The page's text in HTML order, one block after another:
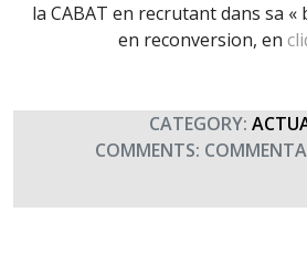
la CABAT en recrutant dans sa «
en reconversion, en
CATEGORY:
COMMENTS: